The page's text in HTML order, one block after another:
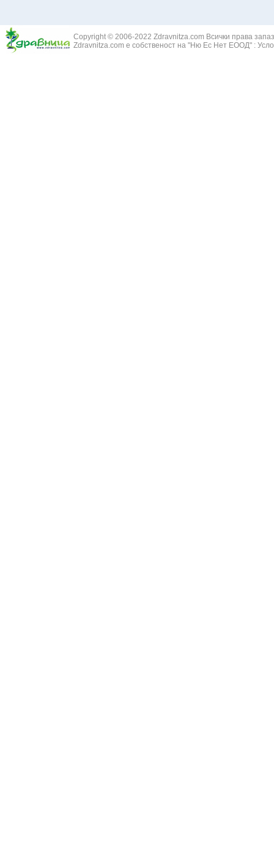
Copyright © 2006-2022 Zdravnitza.com Всички права
Zdravnitza.com е собственост на "Ню Ес Нет ЕООД" :